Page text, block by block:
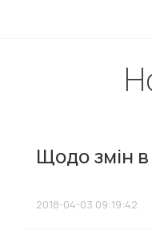
Щодо змін
2018-04-03 09:19:42